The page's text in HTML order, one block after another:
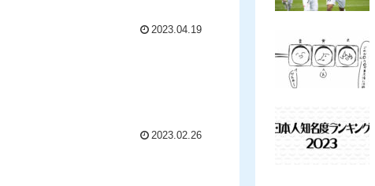
2023.04.19
2023.02.26